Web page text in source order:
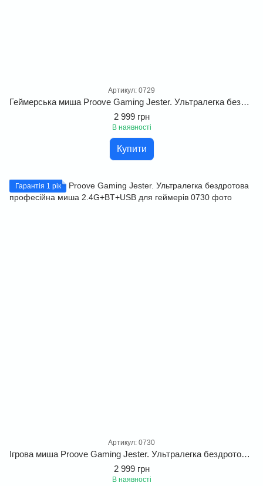
Артикул: 0729
Геймерська миша Proove Gaming Jester. Ультралегка бездротова ігрова миша ля Windows, MacOS та Linux
2 999 грн
В наявності
Купити
Гарантія 1 рік
Артикул: 0730
Ігрова миша Proove Gaming Jester. Ультралегка бездротова професійна миша 2.4G+BT+USB для геймерів
2 999 грн
В наявності